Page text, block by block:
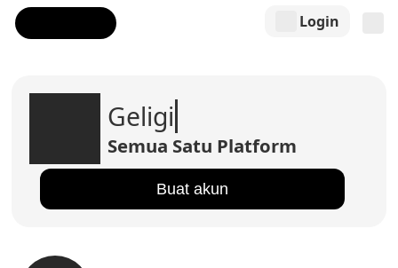
Login
Geligi
Semua Satu Platform
Buat akun